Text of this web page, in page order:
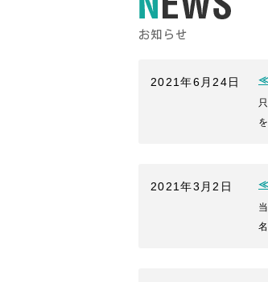
2021年6月24日 ≪
2021年3月2日 ≪